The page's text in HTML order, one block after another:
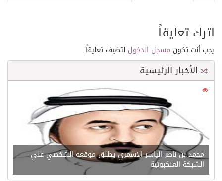
اترك تعليقاً
يجب أنت تكون مسجل الدخول لتضيف تعليقاً.
الأخبار الرئيسية
21613
محمد بن ناصر الياسر الاسمري يطلق موقعه الشخصي علي
الشبكة العنكبوتية